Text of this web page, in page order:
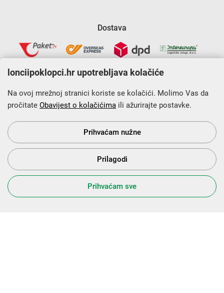
Dostava
Krajnji primatelj financijskog instrumenta sufinanciranog iz
Europskog fonda za regionalni razvoj u sklopu Operativnog
programa „Konkurentnost i kohezija”.
s Vama od 2014. godine!
lonciipoklopci.hr upotrebljava kolačiće
Na ovoj mrežnoj stranici koriste se kolačići. Molimo Vas da
pročitate Obavijest o kolačićima ili ažurirajte postavke.
Prihvaćam nužne
Prilagodi
Prihvaćam sve